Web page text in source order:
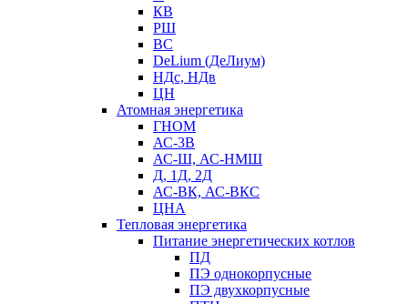
КВ
РШ
ВС
DeLium (ДеЛиум)
НДс, НДв
ЦН
Атомная энергетика
ГНОМ
АС-3В
АС-Ш, АС-НМШ
Д, 1Д, 2Д
АС-ВК, АС-ВКС
ЦНА
Тепловая энергетика
Питание энергетических котлов
ПД
ПЭ однокорпусные
ПЭ двухкорпусные